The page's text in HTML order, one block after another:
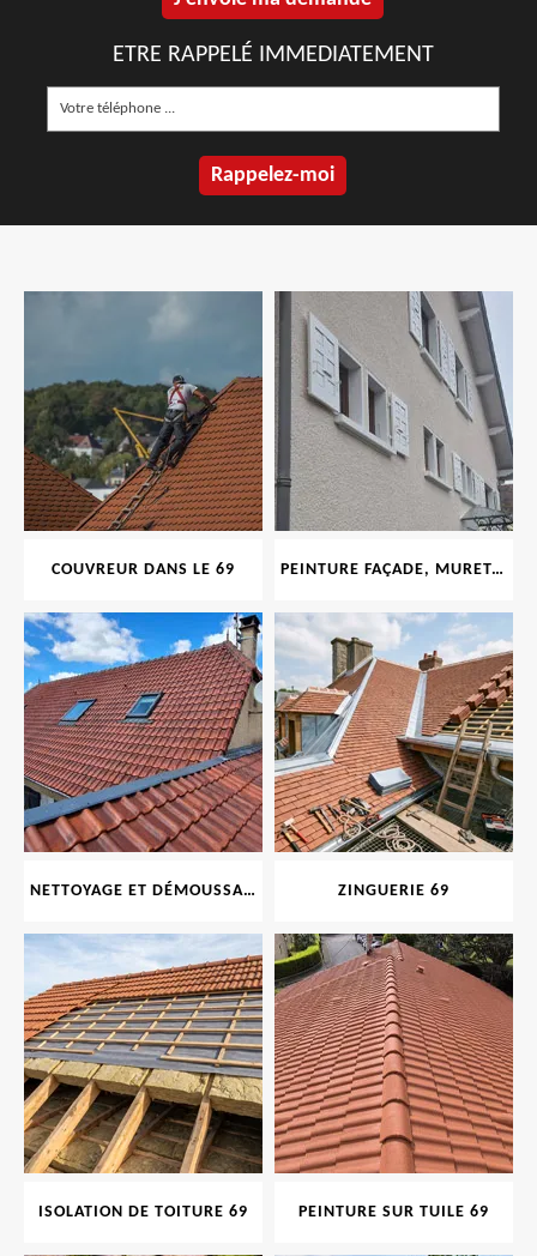
ETRE RAPPELÉ IMMEDIATEMENT
COUVREUR DANS LE 69 PEINTURE FAÇADE, MURET, TOITURE, BOISERIE, FERRONERIE, GOUTTIÈRE 69
NETTOYAGE ET DÉMOUSSAGE DE TOITURE ET FAÇADE 69 ZINGUERIE 69
ISOLATION DE TOITURE 69 PEINTURE SUR TUILE 69